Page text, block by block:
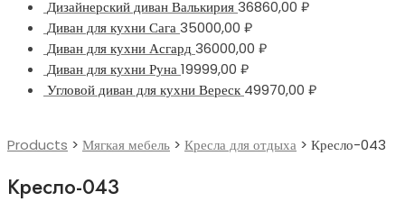
Дизайнерский диван Валькирия36860,00 ₽
Диван для кухни Сага35000,00 ₽
Диван для кухни Асгард36000,00 ₽
Диван для кухни Руна19999,00 ₽
Угловой диван для кухни Вереск 49970,00 ₽
Products > Мягкая мебель > Кресла для отдыха > Кресло-043
Кресло-043